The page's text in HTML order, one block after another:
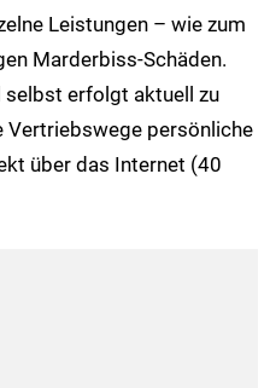
Leistungen – wie zum
Marderbiss-Schäden.
selbst erfolgt aktuell zu
Vertriebswege persönliche
über das Internet (40